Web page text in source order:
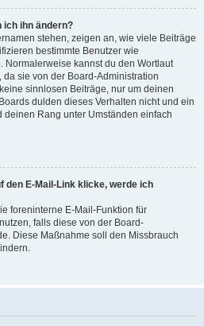
ich ihn ändern?
stehen, zeigen an, wie viele Beiträge
bestimmte Benutzer wie
Normalerweise kannst du den Wortlaut
sie von der Board-Administration
sinnlosen Beiträge, nur um deinen
dulden dieses Verhalten nicht und ein
deinen Rang unter Umständen einfach
den E-Mail-Link klicke, werde ich
foreninterne E-Mail-Funktion für
falls diese von der Board-
Diese Maßnahme soll den Missbrauch